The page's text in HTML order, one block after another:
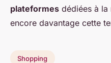
plateformes dédiées à
encore davantage cette
Shopping